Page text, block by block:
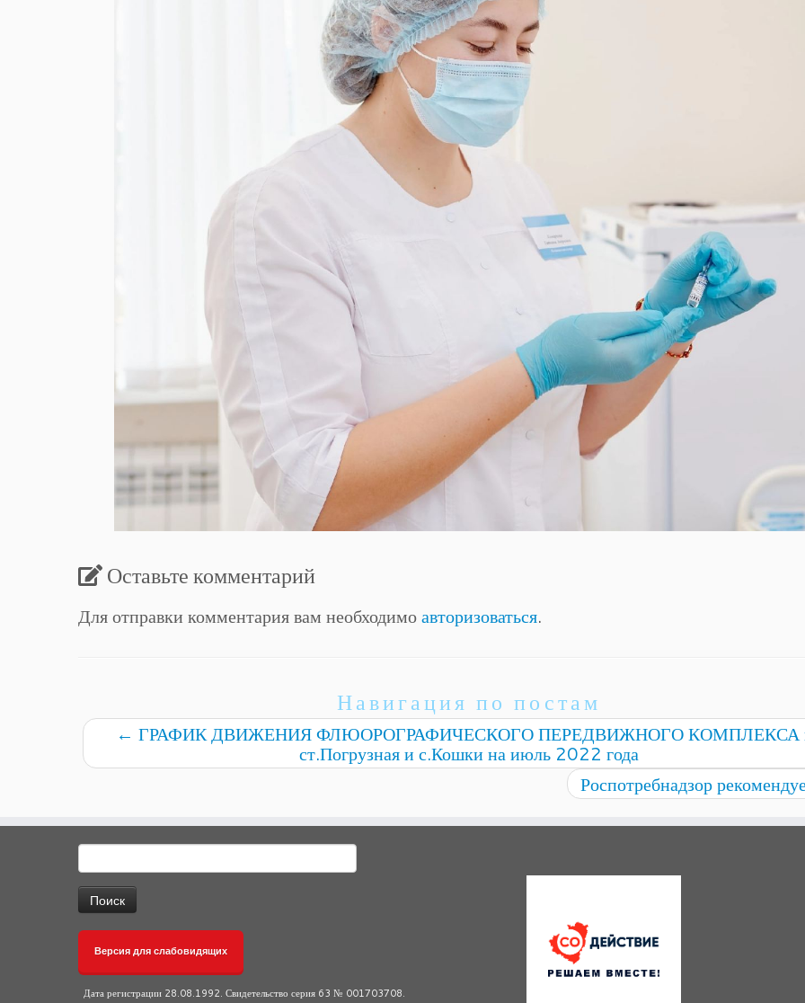
Оставьте комментарий
Для отправки комментария вам необходимоавторизоваться.
Навигация по постам
← ГРАФИК ДВИЖЕНИЯ ФЛЮОРОГРАФИЧЕСКОГО ПЕРЕДВИЖНОГО КОМПЛЕКСА
ст.Погрузная и с.Кошки на июль 2022 года
Роспотребнадзор
Версия для слабовидящих
Дата регистрации 28.08.1992. Свидетельство серия 63 № 001703708.